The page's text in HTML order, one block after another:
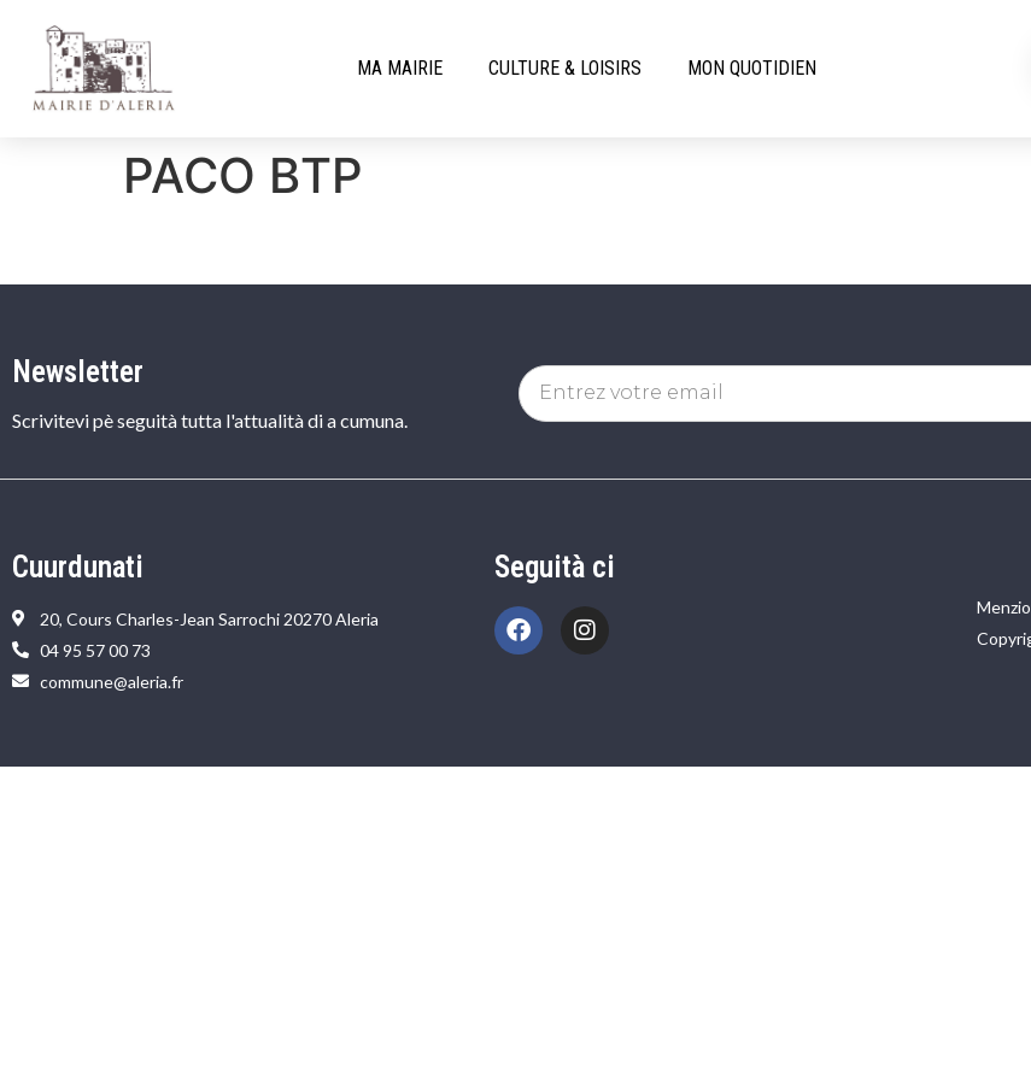
MA MAIRIE CULTURE & LOISIRS MON QUOTIDIEN
PACO BTP
Newsletter
Scrivitevi pè seguità tutta l'attualità di a cumuna.
Cuurdunati
20, Cours Charles-Jean Sarrochi 20270 Aleria
04 95 57 00 73
commune@aleria.fr
Seguità ci